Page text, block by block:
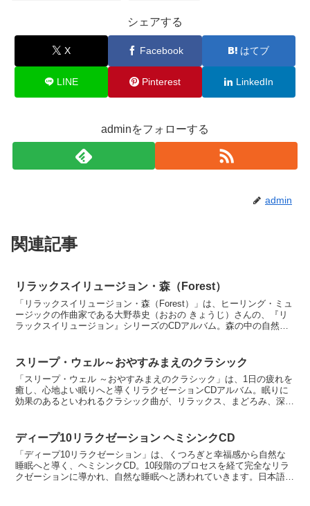
シェアする
X Facebook はてブ
LINE Pinterest LinkedIn
adminをフォローする
admin
関連記事
リラックスイリュージョン・森（Forest）
「リラックスイリュージョン・森（Forest）」は、ヒーリング・ミュ
ージックの作曲家である大野恭史（おおの きょうじ）さんの、『リ
ラックスイリュージョン』シリーズのCDアルバム。森の中の自然音
スリープ・ウェル～おやすみまえのクラシック
「スリープ・ウェル ～おやすみまえのクラシック」は、1日の疲れを
癒し、心地よい眠りへと導くリラクゼーションCDアルバム。眠りに
効果のあるといわれるクラシック曲が、リラックス、まどろみ、深眠
ディープ10リラクゼーション ヘミシンクCD
「ディープ10リラクゼーション」は、くつろぎと幸福感から自然な
睡眠へと導く、ヘミシンクCD。10段階のプロセスを経て完全なリラ
クゼーションに導かれ、自然な睡眠へと誘われていきます。日本語の